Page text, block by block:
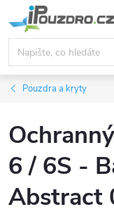
na
obsah
Pouzdra a kryty
6 / 6S -
Abstract